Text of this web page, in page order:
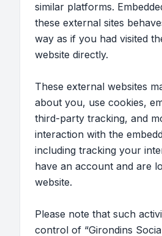
similar platforms.
these external sites
way as if you had visited
website directly.
These external websites
about you, use cookies,
third-party tracking, and
interaction with the
including tracking your
have an account and are
website.
Please note that such
control of “Girondins